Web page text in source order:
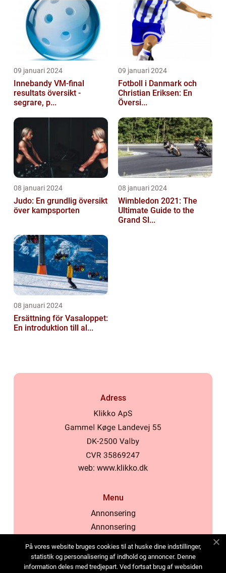
09 januari 2024
Innebandy VM-final
resultats översikt -
segrare, p...
09 januari 2024
Fotboll i Danmark och
Christian Eriksen: En
Översi...
08 januari 2024
Judo: En grundlig översikt
över kampsporten
08 januari 2024
Wimbledon 2021: The
Ultimate Guide to the
Grand Sl...
08 januari 2024
Ersättning för Vasaloppet:
En introduktion till al...
Adress
web: www.klikko.dk
Menu
Annonsering
Annonsering
Cookies
Kontakta oss
På vores website bruges cookies til at huske dine indstillinger,
statistik og personalisering af indhold og annoncer. Denne
information deles med tredjepart. Ved fortsat brug af websiden